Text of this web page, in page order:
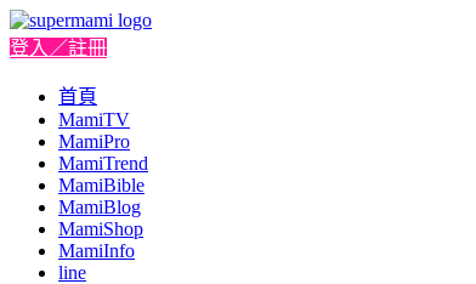
登入／註冊
首頁
MamiTV
MamiPro
MamiTrend
MamiBible
MamiBlog
MamiShop
MamiInfo
line